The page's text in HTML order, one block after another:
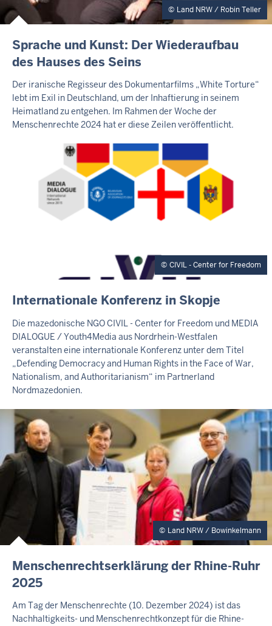
Land NRW / Robin Teller
I
H
L
T
S
S
Sprache und Kunst: Der Wiederaufbau
des Hauses des Seins
Der iranische Regisseur des Dokumentarfilms „White Torture“
lebt im Exil in Deutschland, um der Inhaftierung in seinem
Heimatland zu entgehen. Im Rahmen der Woche der
Menschenrechte 2024 hat er diese Zeilen veröffentlicht.
CIVIL - Center for Freedom
I
H
A
T
S
S
E
T
E
Internationale Konferenz in Skopje
Die mazedonische NGO CIVIL - Center for Freedom und MEDIA
DIALOGUE / Youth4Media aus Nordrhein-Westfalen
veranstalten eine internationale Konferenz unter dem Titel
„Defending Democracy and Human Rights in the Face of War,
Nationalism, and Authoritarianism“ im Partnerland
Nordmazedonien.
Land NRW / Bowinkelmann
E
T
R
N
Menschenrechtserklärung der Rhine-Ruhr
2025
Am Tag der Menschenrechte (10. Dezember 2024) ist das
Nachhaltigkeits- und Menschenrechtkonzept für die Rhine-